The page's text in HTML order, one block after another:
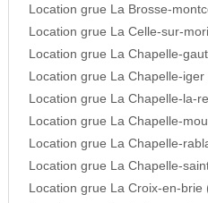
Location grue La Brosse-
Location grue La Celle-sur-
Location grue La Chapelle-
Location grue La Chapelle-iger
Location grue La Chapelle-la-
Location grue La Chapelle-
Location grue La Chapelle-
Location grue La Chapelle-
Location grue La Croix-en-brie